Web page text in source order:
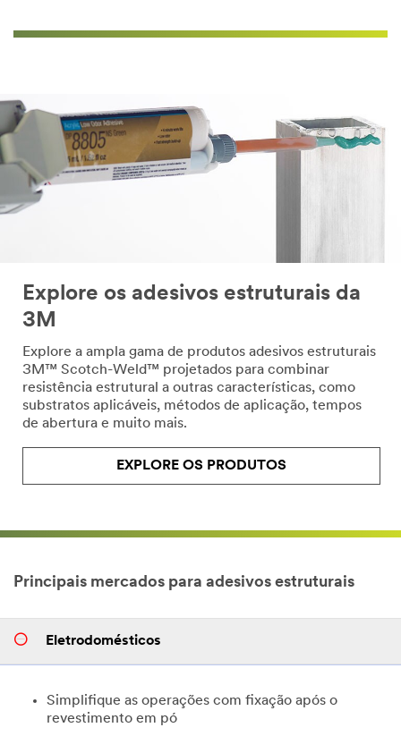
Explore os adesivos estruturais da
3M
Explore a ampla gama de produtos adesivos estruturais
3M™ Scotch-Weld™ projetados para combinar
resistência estrutural a outras características, como
substratos aplicáveis, métodos de aplicação, tempos
de abertura e muito mais.
EXPLORE OS PRODUTOS
Principais mercados para adesivos estruturais
Eletrodomésticos
Simplifique as operações com fixação após o
revestimento em pó